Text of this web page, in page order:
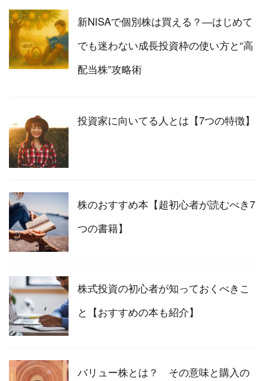
新NISAで個別株は買える？―はじめて
でも迷わない成長投資枠の使い方と“高
配当株”攻略術
投資家に向いてる人とは【7つの特徴】
株のおすすめ本【超初心者が読むべき7
つの書籍】
株式投資の初心者が知っておくべきこ
と【おすすめの本も紹介】
バリュー株とは？ その意味と購入の